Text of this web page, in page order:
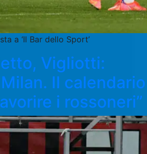
a ‘Il Bar dello Sport’
Vigliotti:
Il calendario
i rossoneri”